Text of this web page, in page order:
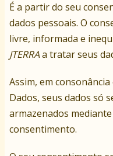
É a partir do seu
dados pessoais. O
livre, informada e
JTERRAa tratar seus
Assim, em
Dados, seus dados só
armazenados
consentimento.